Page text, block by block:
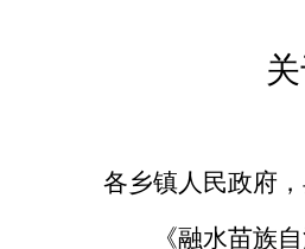
各乡镇人民政府
《融水苗族